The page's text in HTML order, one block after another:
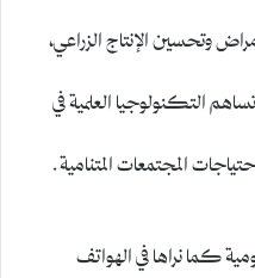
وتحسين الإنتاج الزراعي،
التكنولوجيا العلمية في
المجتمعات المتنامية.
كما نراها في الهواتف